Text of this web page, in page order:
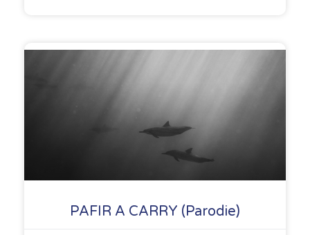
PAFIR A CARRY (Parodie)